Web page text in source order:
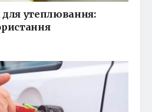
утеплювання: